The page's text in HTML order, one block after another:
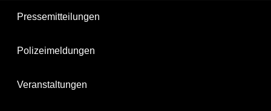
Pressemitteilungen
Polizeimeldungen
Veranstaltungen